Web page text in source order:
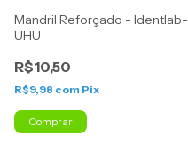
Mandril Reforçado - Identlab-
UHU
R$10,50
R$9,98 com Pix